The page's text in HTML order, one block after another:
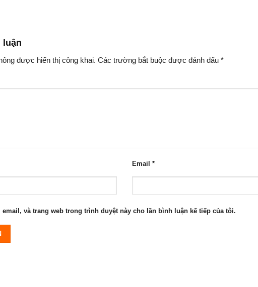
luận
được hiển thị công khai. Các trường bắt buộc được đánh dấu *
Email *
email, và trang web trong trình duyệt này cho lần bình luận kế tiếp của tôi.